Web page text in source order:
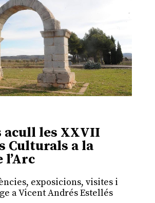
acull les XXVII
Culturals a la
l’Arc
exposicions, visites i
a Vicent Andrés Estellés